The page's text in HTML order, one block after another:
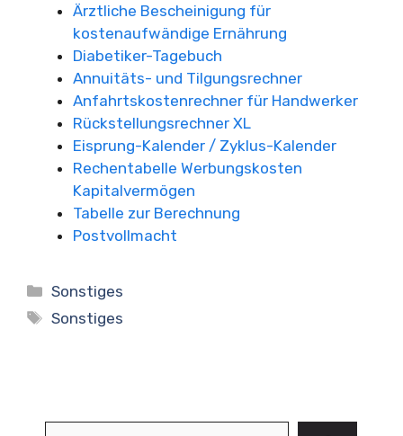
Ärztliche Bescheinigung für
kostenaufwändige Ernährung
Diabetiker-Tagebuch
Annuitäts- und Tilgungsrechner
Anfahrtskostenrechner für Handwerker
Rückstellungsrechner XL
Eisprung-Kalender / Zyklus-Kalender
Rechentabelle Werbungskosten
Kapitalvermögen
Tabelle zur Berechnung
Postvollmacht
Kategorien
Sonstiges
Schlagwörter
Sonstiges